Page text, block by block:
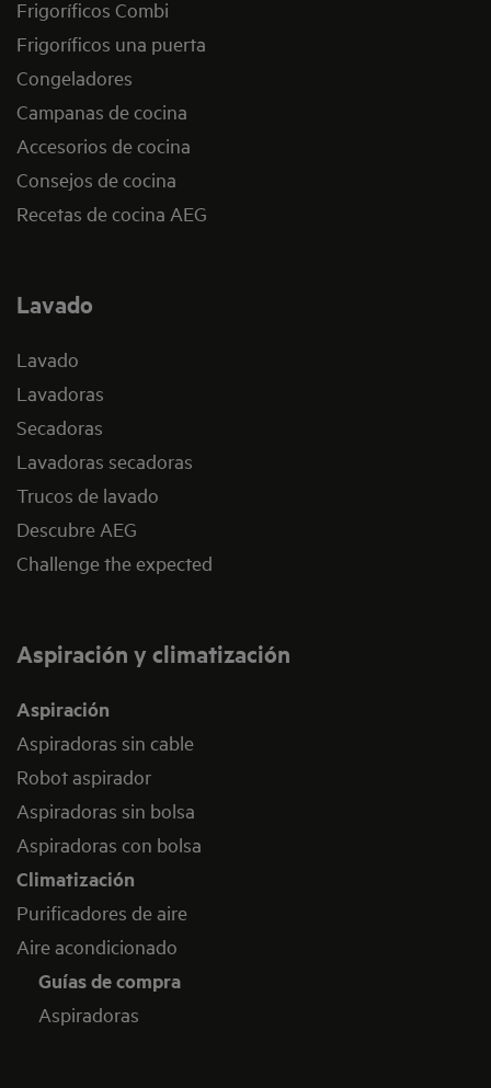
Frigoríficos Combi
Frigoríficos una puerta
Congeladores
Campanas de cocina
Accesorios de cocina
Consejos de cocina
Recetas de cocina AEG
Lavado
Lavado
Lavadoras
Secadoras
Lavadoras secadoras
Trucos de lavado
Descubre AEG
Challenge the expected
Aspiración y climatización
Aspiración
Aspiradoras sin cable
Robot aspirador
Aspiradoras sin bolsa
Aspiradoras con bolsa
Climatización
Purificadores de aire
Aire acondicionado
Guías de compra
Aspiradoras